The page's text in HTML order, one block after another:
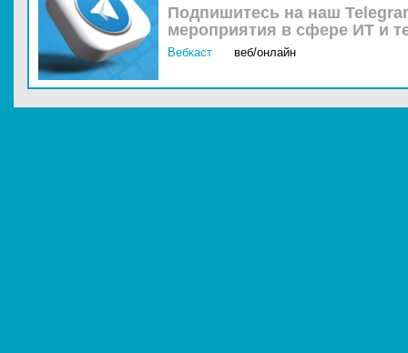
Подпишитесь на наш
мероприятия в сфере ИТ и
Вебкаст веб/онлайн